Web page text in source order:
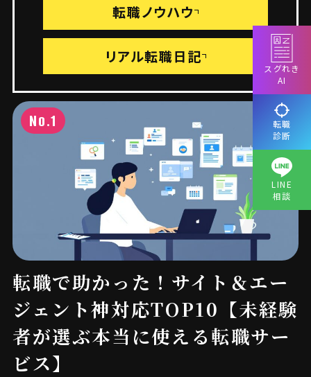
転職ノウハウ
リアル転職日記
No.1
転職で助かった！サイト＆エー
ジェント神対応TOP10【未経験
者が選ぶ本当に使える転職サー
ビス】
スグれき
AI
転職
診断
LINE
相談